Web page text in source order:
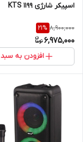
اسپیکر شارژی KTS 1199
8,900,000
21%
6,975,000
افزودن به سبد